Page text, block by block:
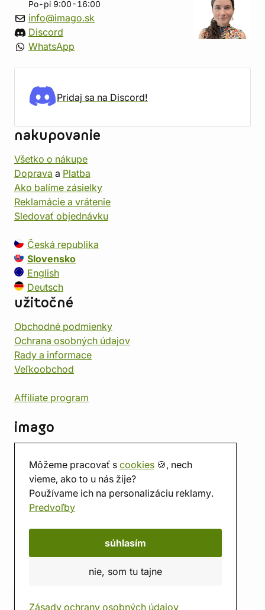
Môžeme pracovať s cookies 🍪, nech
vieme, ako to u nás žije?
Používame ich na personalizáciu reklamy.
Predvoľby
súhlasím
nie, som tu tajne
Zásady ochrany osobných údajov
Po-pi 9:00-16:00
info@imago.sk
Discord
WhatsApp
Pridaj sa na Discord!
nakupovanie
Všetko o nákupe
Doprava a Platba
Ako balíme zásielky
Reklamácie a vrátenie
Sledovať objednávku
Česká republika
Slovensko
English
Deutsch
užitočné
Obchodné podmienky
Ochrana osobných údajov
Rady a informace
Veľkoobchod
Affiliate program
imago
Predajňa
Herňa
O nás
Hodnotenie obchodu